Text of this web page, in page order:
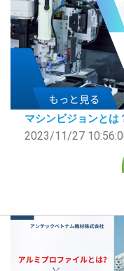
マシンビジョンとは
2023/11/27